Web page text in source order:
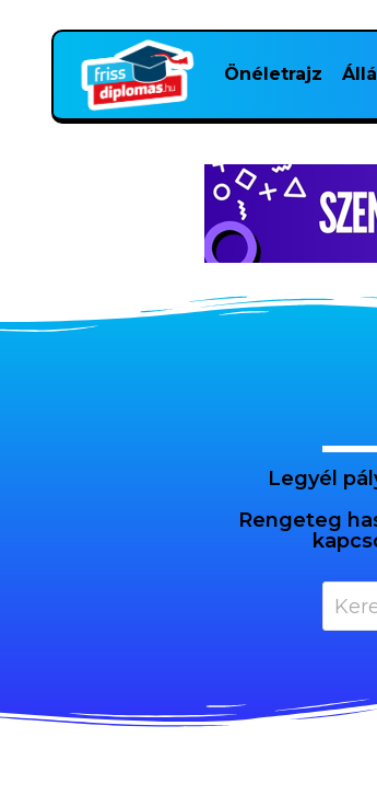
Önéletrajz
Legyél
Rengeteg